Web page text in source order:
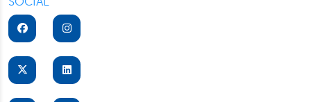
per il buon funzionamento del sito, con “Personalizza”
potrà scegliere quali tipi di cookie saranno installati sul
suo dispositivo. Potrà modificare in ogni momento le sue
preferenze cliccando sull’interruttore in basso a sinistra
presente in ogni pagina del nostro sito. Per maggior